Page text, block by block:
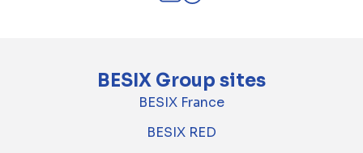
BESIX Group sites
BESIX France
BESIX RED